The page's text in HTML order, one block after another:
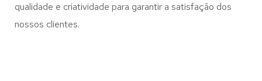
qualidade e criatividade para garantir a satisfação dos
nossos clientes.